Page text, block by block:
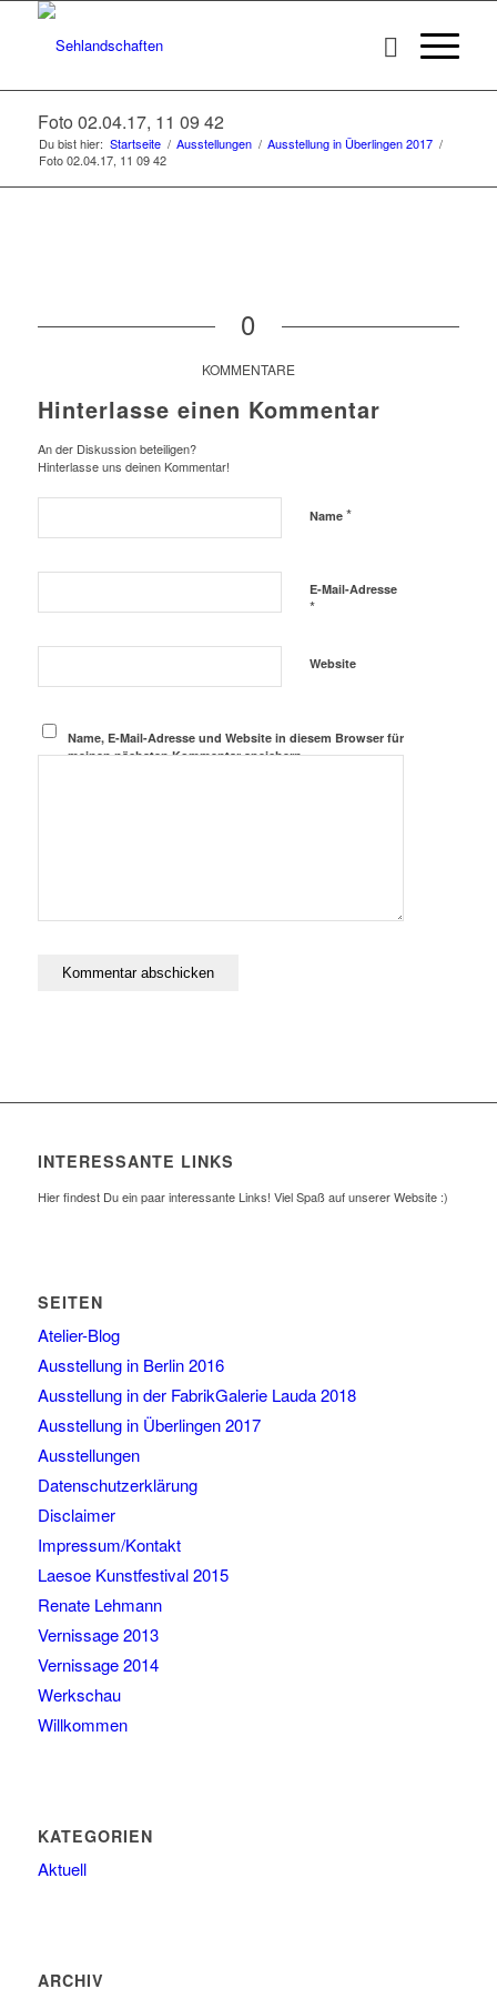
Foto 02.04.17, 11 09 42
Du bist hier: Startseite / Ausstellungen / Ausstellung in Überlingen 2017 /
Foto 02.04.17, 11 09 42
0
KOMMENTARE
Hinterlasse einen Kommentar
An der Diskussion beteiligen?
Hinterlasse uns deinen Kommentar!
Name *
E-Mail-Adresse
*
Website
Name, E-Mail-Adresse und Website in diesem Browser für
meinen nächsten Kommentar speichern.
INTERESSANTE LINKS
Hier findest Du ein paar interessante Links! Viel Spaß auf unserer Website :)
SEITEN
Atelier-Blog
Ausstellung in Berlin 2016
Ausstellung in der FabrikGalerie Lauda 2018
Ausstellung in Überlingen 2017
Ausstellungen
Datenschutzerklärung
Disclaimer
Impressum/Kontakt
Laesoe Kunstfestival 2015
Renate Lehmann
Vernissage 2013
Vernissage 2014
Werkschau
Willkommen
KATEGORIEN
Aktuell
ARCHIV